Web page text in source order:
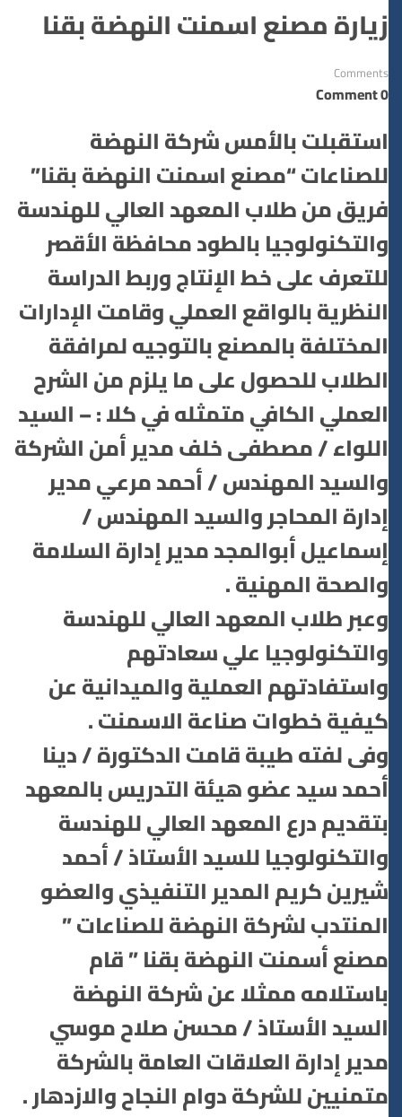
زيارة مصنع اسمنت النهضة بقنا
Comments
استقبلت بالأمس شركة النهضة
للصناعات “مصنع اسمنت النهضة بقنا”
فريق من طلاب المعهد العالي للهندسة
والتكنولوجيا بالطود محافظة الأقصر
للتعرف على خط الإنتاج وربط الدراسة
النظرية بالواقع العملي وقامت الإدارات
المختلفة بالمصنع بالتوجيه لمرافقة
الطلاب للحصول على ما يلزم من الشرح
العملي الكافي متمثله في كلا : – السيد
اللواء / مصطفى خلف مدير أمن الشركة
والسيد المهندس / أحمد مرعي مدير
إدارة المحاجر والسيد المهندس /
إسماعيل أبوالمجد مدير إدارة السلامة
والصحة المهنية .
وعبر طلاب المعهد العالي للهندسة
والتكنولوجيا علي سعادتهم
واستفادتهم العملية والميدانية عن
كيفية خطوات صناعة الاسمنت .
وفى لفته طيبة قامت الدكتورة / دينا
أحمد سيد عضو هيئة التدريس بالمعهد
بتقديم درع المعهد العالي للهندسة
والتكنولوجيا للسيد الأستاذ / أحمد
شيرين كريم المدير التنفيذي والعضو
المنتدب لشركة النهضة للصناعات ”
مصنع أسمنت النهضة بقنا ” قام
باستلامه ممثلا عن شركة النهضة
السيد الأستاذ / محسن صلاح موسي
مدير إدارة العلاقات العامة بالشركة
متمنيين للشركة دوام النجاح والازدهار .